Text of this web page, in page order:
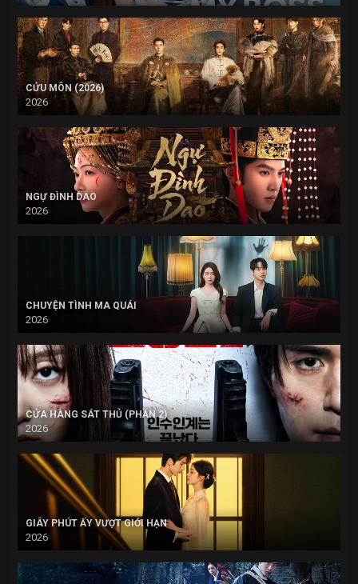
CỬU MÔN (2026)
2026
NGỰ ĐÌNH DAO
2026
CHUYỆN TÌNH MA QUÁI
2026
CỬA HÀNG SÁT THỦ (PHẦN 2)
2026
GIÂY PHÚT ẤY VƯỢT GIỚI HẠN
2026